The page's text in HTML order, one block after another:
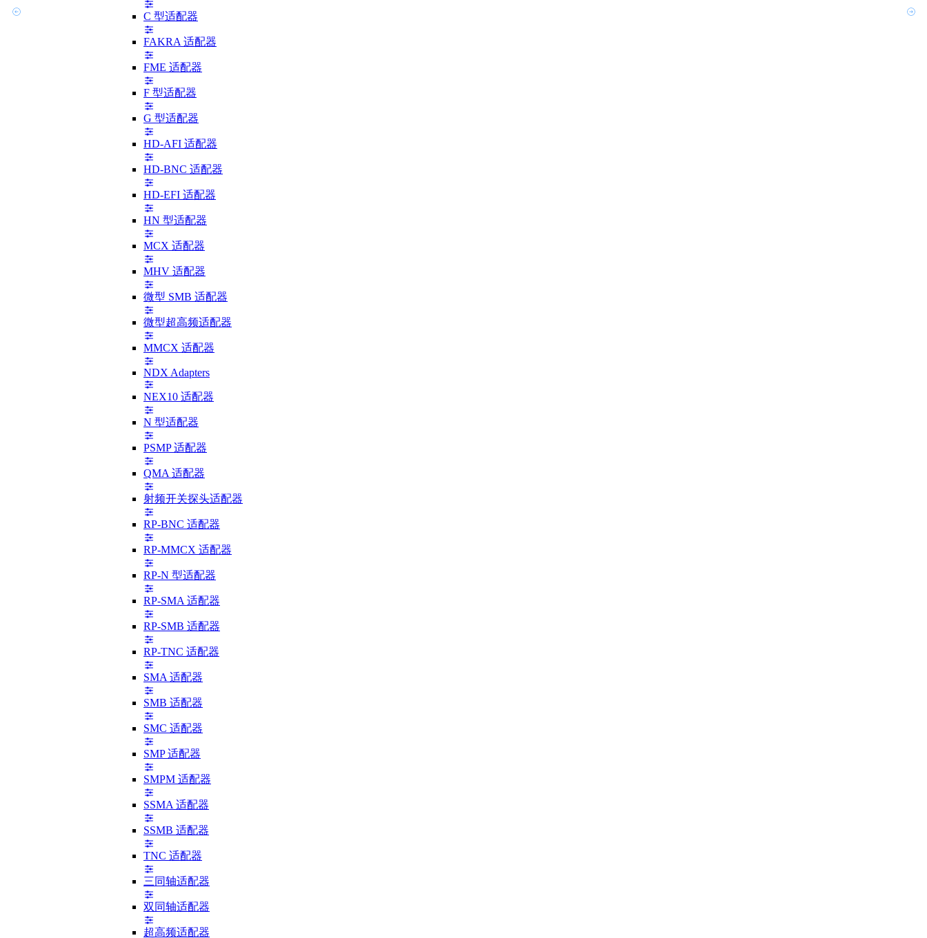
C 型适配器
FAKRA 适配器
FME 适配器
F 型适配器
G 型适配器
HD-AFI 适配器
HD-BNC 适配器
HD-EFI 适配器
HN 型适配器
MCX 适配器
MHV 适配器
微型 SMB 适配器
微型超高频适配器
MMCX 适配器
NDX Adapters
NEX10 适配器
N 型适配器
PSMP 适配器
QMA 适配器
射频开关探头适配器
RP-BNC 适配器
RP-MMCX 适配器
RP-N 型适配器
RP-SMA 适配器
RP-SMB 适配器
RP-TNC 适配器
SMA 适配器
SMB 适配器
SMC 适配器
SMP 适配器
SMPM 适配器
SSMA 适配器
SSMB 适配器
TNC 适配器
三同轴适配器
双同轴适配器
超高频适配器